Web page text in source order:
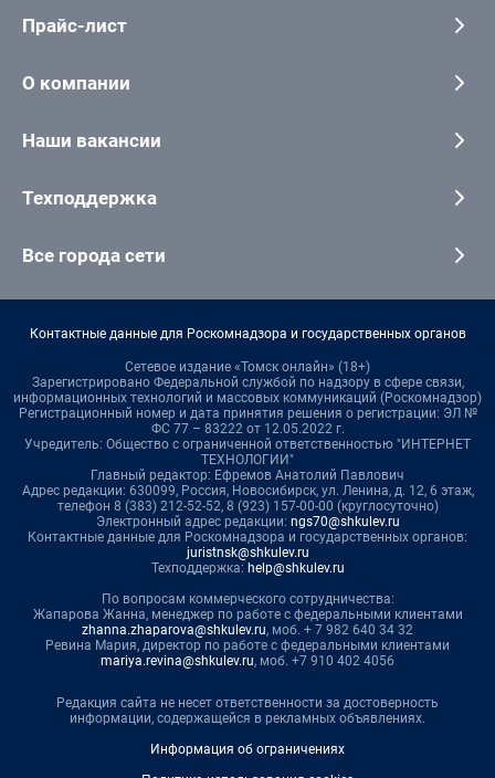
Прайс-лист
О компании
Наши вакансии
Техподдержка
Все города сети
Контактные данные для Роскомнадзора и государственных органов
Сетевое издание «Томск онлайн» (18+)
Зарегистрировано Федеральной службой по надзору в сфере связи,
информационных технологий и массовых коммуникаций (Роскомнадзор)
Регистрационный номер и дата принятия решения о регистрации: ЭЛ №
ФС 77 – 83222 от 12.05.2022 г.
Учредитель: Общество с ограниченной ответственностью "ИНТЕРНЕТ
ТЕХНОЛОГИИ"
Главный редактор: Ефремов Анатолий Павлович
Адрес редакции: 630099, Россия, Новосибирск, ул. Ленина, д. 12, 6 этаж,
телефон 8 (383) 212-52-52, 8 (923) 157-00-00 (круглосуточно)
Электронный адрес редакции: ngs70@shkulev.ru
Контактные данные для Роскомнадзора и государственных органов:
juristnsk@shkulev.ru
Техподдержка: help@shkulev.ru
По вопросам коммерческого сотрудничества:
Жапарова Жанна, менеджер по работе с федеральными клиентами
zhanna.zhaparova@shkulev.ru, моб. + 7 982 640 34 32
Ревина Мария, директор по работе с федеральными клиентами
mariya.revina@shkulev.ru, моб. +7 910 402 4056
Редакция сайта не несет ответственности за достоверность
информации, содержащейся в рекламных объявлениях.
Информация об ограничениях